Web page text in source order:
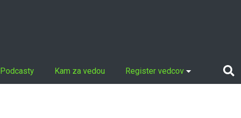
Podcasty Kam za vedou Register vedcov